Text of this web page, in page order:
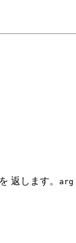
返します。 arg